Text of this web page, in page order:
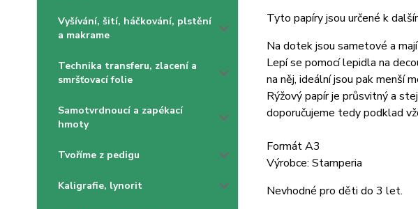
Vyšívání, šití, háčkování, plstění
a makrame
Technika transferu, zlacení a
smršťovací folie
Samotvrdnoucí a zapékací
hmoty
Tvoříme z pedigu
Kaligrafie, lynorit
Tyto papíry jsou určené k
Na dotek jsou sametové a
Lepí se pomocí lepidla na
na něj, ideální jsou pak menší
Rýžový papír je průsvitný a
doporučujeme tedy podklad
Formát A3
Výrobce: Stamperia
Nevhodné pro děti do 3 let.